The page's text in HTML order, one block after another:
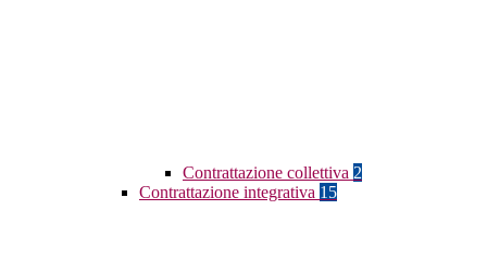
Contrattazione collettiva 2
Contrattazione integrativa 15